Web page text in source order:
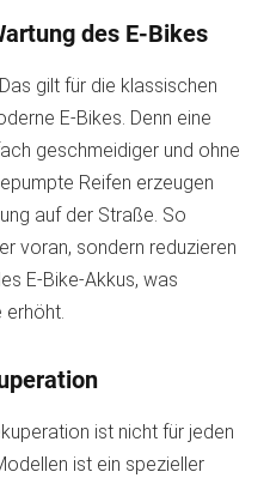
des E-Bikes
gilt für die klassischen
E-Bikes. Denn eine
geschmeidiger und ohne
Reifen erzeugen
auf der Straße. So
voran, sondern reduzieren
E-Bike-Akkus, was
erhöht.
ist nicht für jeden
ist ein spezieller